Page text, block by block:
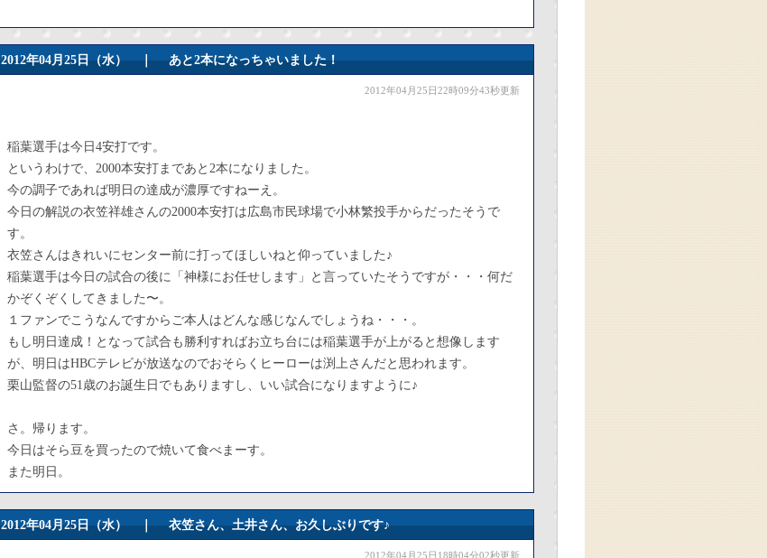
2012年04月25日（水） ｜あと2本になっちゃいました！
2012年04月25日22時09分43秒更新
稲葉選手は今日4安打です。
というわけで、2000本安打まであと2本になりました。
今の調子であれば明日の達成が濃厚ですねーえ。
今日の解説の衣笠祥雄さんの2000本安打は広島市民球場で小林繁投手からだったそうで
す。
衣笠さんはきれいにセンター前に打ってほしいねと仰っていました♪
稲葉選手は今日の試合の後に「神様にお任せします」と言っていたそうですが・・・何だ
かぞくぞくしてきました〜。
１ファンでこうなんですからご本人はどんな感じなんでしょうね・・・。
もし明日達成！となって試合も勝利すればお立ち台には稲葉選手が上がると想像します
が、明日はHBCテレビが放送なのでおそらくヒーローは渕上さんだと思われます。
栗山監督の51歳のお誕生日でもありますし、いい試合になりますように♪
さ。帰ります。
今日はそら豆を買ったので焼いて食べまーす。
また明日。
2012年04月25日（水） ｜衣笠さん、土井さん、お久しぶりです♪
2012年04月25日18時04分02秒更新